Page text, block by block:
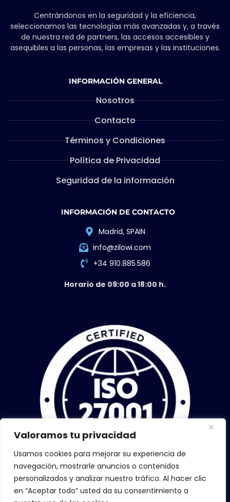
Valoramos tu privacidad
Usamos cookies para mejorar su experiencia de
navegación, mostrarle anuncios o contenidos
personalizados y analizar nuestro tráfico. Al hacer clic
en “Aceptar todo” usted da su consentimiento a
Centrándonos en la seguridad y la eficiencia,
seleccionamos las tecnologías más avanzadas y, a través
de nuestra red de partners, las accesos accesibles y
asequibles a las personas, las empresas y las instituciones.
INFORMACIÓN GENERAL
Nosotros
Contacto
Términos y Condiciones
Política de Privacidad
Seguridad de la información
INFORMACIÓN DE CONTACTO
Madrid, SPAIN
info@zilowi.com
+34 910.885.586
Horario de 09:00 a 18:00 h.